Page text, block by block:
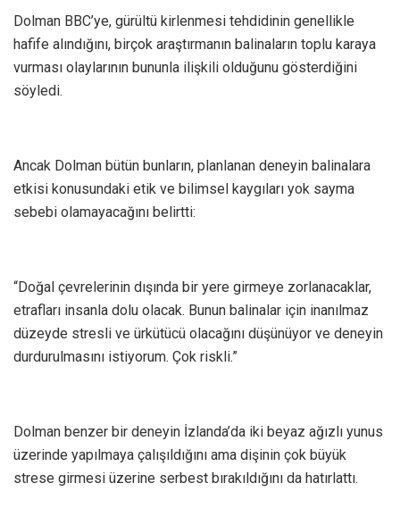
Dolman BBC’ye, gürültü kirlenmesi tehdidinin genellikle
hafife alındığını, birçok araştırmanın balinaların toplu karaya
vurması olaylarının bununla ilişkili olduğunu gösterdiğini
söyledi.
Ancak Dolman bütün bunların, planlanan deneyin balinalara
etkisi konusundaki etik ve bilimsel kaygıları yok sayma
sebebi olamayacağını belirtti:
“Doğal çevrelerinin dışında bir yere girmeye zorlanacaklar,
etrafları insanla dolu olacak. Bunun balinalar için inanılmaz
düzeyde stresli ve ürkütücü olacağını düşünüyor ve deneyin
durdurulmasını istiyorum. Çok riskli.”
Dolman benzer bir deneyin İzlanda’da iki beyaz ağızlı yunus
üzerinde yapılmaya çalışıldığını ama dişinin çok büyük
strese girmesi üzerine serbest bırakıldığını da hatırlattı.